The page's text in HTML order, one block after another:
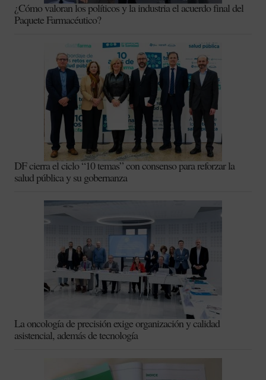
¿Cómo valoran los políticos y la industria el acuerdo final del
Paquete Farmacéutico?
DF cierra el ciclo “10 temas” con consenso para reforzar la
salud pública y su gobernanza
La oncología de precisión exige organización y calidad
asistencial, además de tecnología